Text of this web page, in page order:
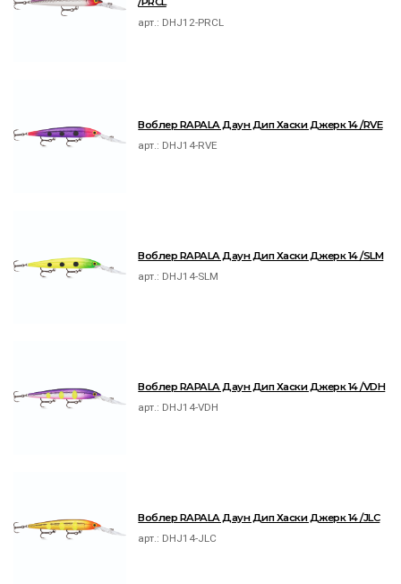
арт.: DHJ12-PRCL
Воблер RAPALA Даун Дип Хаски Джерк 14 /RVE
арт.: DHJ14-RVE
Воблер RAPALA Даун Дип Хаски Джерк 14 /SLM
арт.: DHJ14-SLM
Воблер RAPALA Даун Дип Хаски Джерк 14 /VDH
арт.: DHJ14-VDH
Воблер RAPALA Даун Дип Хаски Джерк 14 /JLC
арт.: DHJ14-JLC